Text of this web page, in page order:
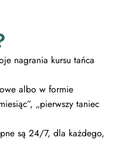
nagrania kursu tańca
albo w formie
„pierwszy taniec
są 24/7, dla każdego,